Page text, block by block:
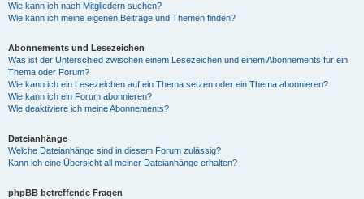
Wie kann ich nach Mitgliedern suchen?
Wie kann ich meine eigenen Beiträge und Themen finden?
Abonnements und Lesezeichen
Was ist der Unterschied zwischen einem Lesezeichen und einem Abonnements für ein
Thema oder Forum?
Wie kann ich ein Lesezeichen auf ein Thema setzen oder ein Thema abonnieren?
Wie kann ich ein Forum abonnieren?
Wie deaktiviere ich meine Abonnements?
Dateianhänge
Welche Dateianhänge sind in diesem Forum zulässig?
Kann ich eine Übersicht all meiner Dateianhänge erhalten?
phpBB betreffende Fragen